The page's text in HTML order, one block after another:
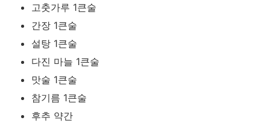
고춧가루 1큰술
간장 1큰술
설탕 1큰술
다진 마늘 1큰술
맛술 1큰술
참기름 1큰술
후추 약간